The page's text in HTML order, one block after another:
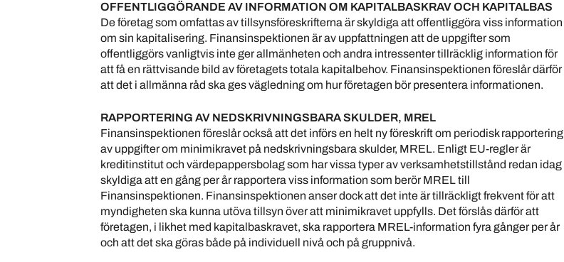
OFFENTLIGGÖRANDE AV INFORMATION OM KAPITALBASKRAV OCH KAPITALBAS
De företag som omfattas av tillsynsföreskrifterna är skyldiga att offentliggöra viss information
om sin kapitalisering. Finansinspektionen är av uppfattningen att de uppgifter som
offentliggörs vanligtvis inte ger allmänheten och andra intressenter tillräcklig information för
att få en rättvisande bild av företagets totala kapitalbehov. Finansinspektionen föreslår därför
att det i allmänna råd ska ges vägledning om hur företagen bör presentera informationen.
RAPPORTERING AV NEDSKRIVNINGSBARA SKULDER, MREL
Finansinspektionen föreslår också att det införs en helt ny föreskrift om periodisk rapportering
av uppgifter om minimikravet på nedskrivningsbara skulder, MREL. Enligt EU-regler är
kreditinstitut och värdepappersbolag som har vissa typer av verksamhetstillstånd redan idag
skyldiga att en gång per år rapportera viss information som berör MREL till
Finansinspektionen. Finansinspektionen anser dock att det inte är tillräckligt frekvent för att
myndigheten ska kunna utöva tillsyn över att minimikravet uppfylls. Det förslås därför att
företagen, i likhet med kapitalbaskravet, ska rapportera MREL-information fyra gånger per år
och att det ska göras både på individuell nivå och på gruppnivå.